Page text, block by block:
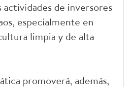
de inversores
especialmente en
limpia y de alta
promoverá, además,